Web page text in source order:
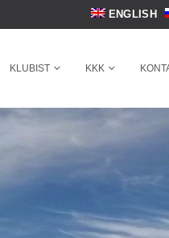
ENGLISH
KLUBIST KKK